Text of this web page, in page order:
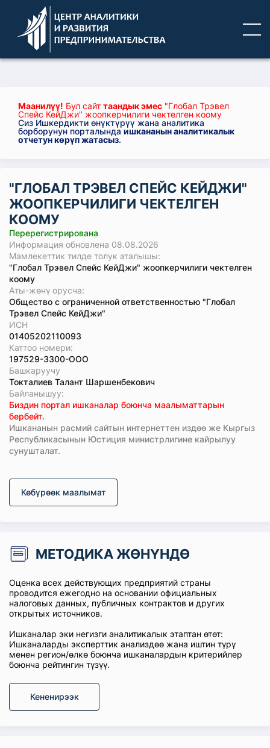
Маанилүү! Бул сайт таандык эмес "Глобал Трэвел
Спейс КейДжи" жоопкерчилиги чектелген коому
Сиз Ишкердикти өнүктүрүү жана аналитика
борборунун порталындаишкананын аналитикалык
отчетун көрүп жатасыз.
"ГЛОБАЛ ТРЭВЕЛ СПЕЙС КЕЙДЖИ"
ЖООПКЕРЧИЛИГИ ЧЕКТЕЛГЕН
КООМУ
Перерегистрирована
Информация обновлена 08.08.2026
Мамлекеттик тилде толук аталышы:
"Глобал Трэвел Спейс КейДжи" жоопкерчилиги чектелген
коому
Аты-жөнү орусча:
Общество с ограниченной ответственностью "Глобал
Трэвел Спейс КейДжи"
ИСН
01405202110093
Каттоо номери:
197529-3300-ООО
Башкаруучу
Токталиев Талант Шаршенбекович
Байланышуу:
Биздин портал ишканалар боюнча маалыматтарын
бербейт.
Ишкананын расмий сайтын интернеттен издөө же Кыргыз
Республикасынын Юстиция министрлигине кайрылуу
сунушталат.
Көбүрөөк маалымат
МЕТОДИКА ЖӨНҮНДӨ
Оценка всех действующих предприятий страны
проводится ежегодно на основании официальных
налоговых данных, публичных контрактов и других
открытых источников.
Ишканалар эки негизги аналитикалык этаптан өтөт:
Ишканаларды эксперттик анализдөө жана иштин түрү
менен регион/өлкө боюнча ишканалардын критерийлер
боюнча рейтингин түзүү.
Кененирээк